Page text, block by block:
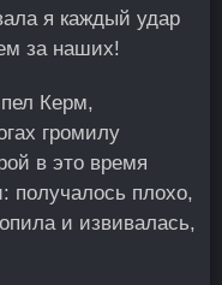
я каждый удар
за наших!
Керм,
громилу
в это время
получалось плохо,
и извивалась,